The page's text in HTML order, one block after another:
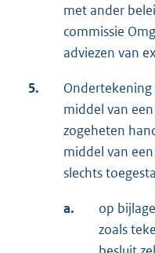
met ander
commissie
adviezen van
5.
middel van
zogeheten
middel van
slechts
a.
op
zoals